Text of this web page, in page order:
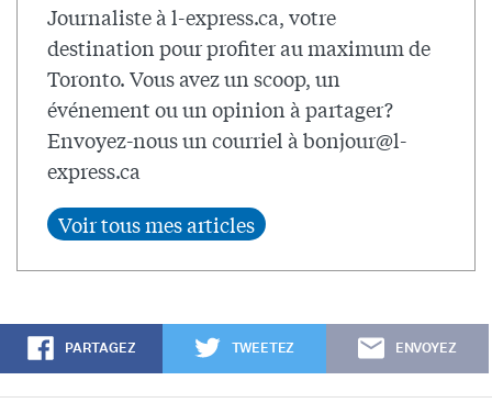
Journaliste à l-express.ca, votre
destination pour profiter au maximum de
Toronto. Vous avez un scoop, un
événement ou un opinion à partager?
Envoyez-nous un courriel à bonjour@l-
express.ca
PARTAGEZ TWEETEZ ENVOYEZ